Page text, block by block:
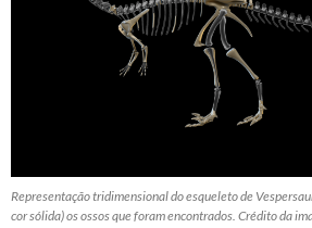
Representação tridimensional do esqueleto de
cor sólida) os ossos que foram encontrados. Crédito da